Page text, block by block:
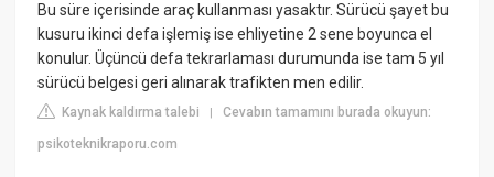
Bu süre içerisinde araç kullanması yasaktır. Sürücü şayet bu
kusuru ikinci defa işlemiş ise ehliyetine 2 sene boyunca el
konulur. Üçüncü defa tekrarlaması durumunda ise tam 5 yıl
sürücü belgesi geri alınarak trafikten men edilir.
Kaynak kaldırma talebi |Cevabın tamamını burada okuyun:
psikoteknikraporu.com